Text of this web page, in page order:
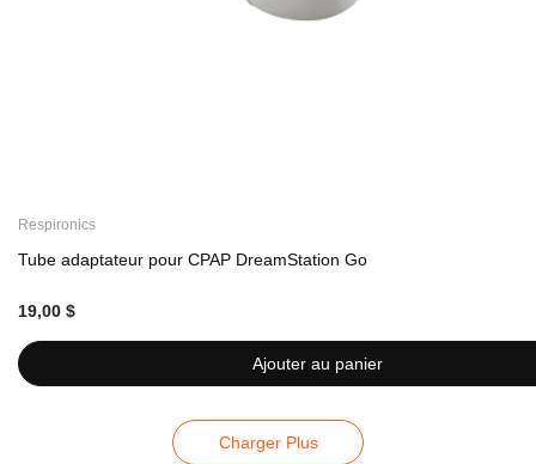
Ajouter au panier
Respironics
Tube adaptateur pour CPAP DreamStation Go
19,00 $
Charger Plus